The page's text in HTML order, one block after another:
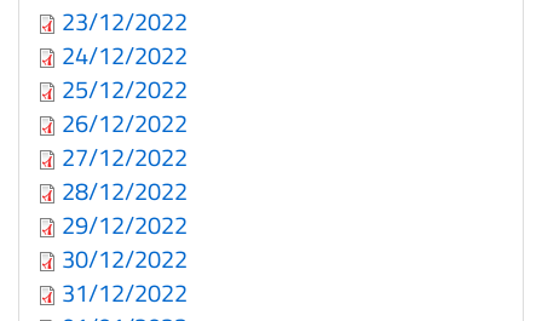
23/12/2022
24/12/2022
25/12/2022
26/12/2022
27/12/2022
28/12/2022
29/12/2022
30/12/2022
31/12/2022